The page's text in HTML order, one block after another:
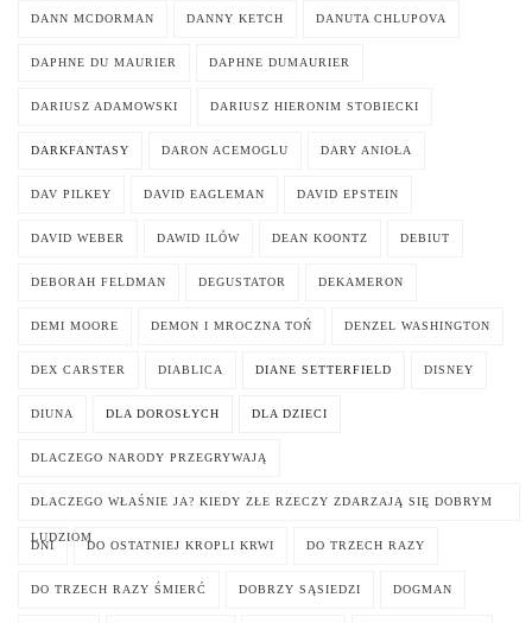
DANN MCDORMAN DANNY KETCH DANUTA CHLUPOVA
DAPHNE DU MAURIER DAPHNE DUMAURIER
DARIUSZ ADAMOWSKI DARIUSZ HIERONIM STOBIECKI
DARKFANTASY DARON ACEMOGLU DARY ANIOŁA
DAV PILKEY DAVID EAGLEMAN DAVID EPSTEIN
DAVID WEBER DAWID ILÓW DEAN KOONTZ DEBIUT
DEBORAH FELDMAN DEGUSTATOR DEKAMERON
DEMI MOORE DEMON I MROCZNA TOŃ DENZEL WASHINGTON
DEX CARSTER DIABLICA DIANE SETTERFIELD DISNEY
DIUNA DLA DOROSŁYCH DLA DZIECI
DLACZEGO NARODY PRZEGRYWAJĄ
DLACZEGO WŁAŚNIE JA? KIEDY ZŁE RZECZY ZDARZAJĄ SIĘ DOBRYM
LUDZIOM
DNI DO OSTATNIEJ KROPLI KRWI DO TRZECH RAZY
DO TRZECH RAZY ŚMIERĆ DOBRZY SĄSIEDZI DOGMAN